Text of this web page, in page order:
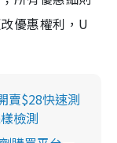
優惠權利，U
賣$28快速測
檢測